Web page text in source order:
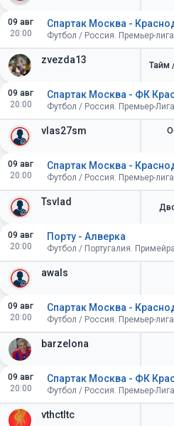
09 авг
20:00
zvezda13
Спартак Москва -
Футбол / Россия. Премьер-лига
Тайм
09 авг
20:00
vlas27sm
Спартак Москва - ФК
Футбол / Россия. Премьер-Лига
09 авг
20:00
Tsvlad
Спартак Москва -
Футбол / Россия. Премьер-лига
09 авг
20:00
awals
Порту - Алверка
Футбол / Португалия.
09 авг
20:00
barzelona
Спартак Москва -
Футбол / Россия. Премьер-лига
09 авг
20:00
vthctltc
Спартак Москва - ФК
Футбол / Россия. Премьер-Лига